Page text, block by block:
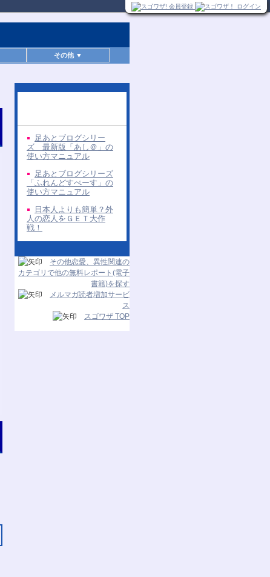
その他 ▼
足あとブログシリー
ズ 最新版「あし＠」の
使い方マニュアル
足あとブログシリーズ
「ふれんどすぺーす」の
使い方マニュアル
日本人よりも簡単？外
人の恋人をＧＥＴ大作
戦！
その他恋愛、異性関連の
カテゴリで他の無料レポート(電子
書籍)を探す
メルマガ読者増加サービ
ス
スゴワザ TOP